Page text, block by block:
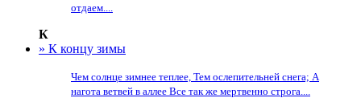
отдаем....
К
» К концу зимы
Чем солнце зимнее теплее, Тем ослепительней снега; А
нагота ветвей в аллее Все так же мертвенно строга....